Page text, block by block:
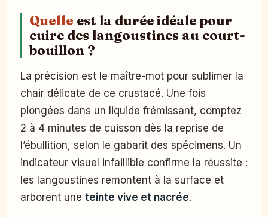
Quelle est la durée idéale pour
cuire des langoustines au court-
bouillon ?
La précision est le maître-mot pour sublimer la
chair délicate de ce crustacé. Une fois
plongées dans un liquide frémissant, comptez
2 à 4 minutes de cuisson dès la reprise de
l’ébullition, selon le gabarit des spécimens. Un
indicateur visuel infaillible confirme la réussite :
les langoustines remontent à la surface et
arborent une teinte vive et nacrée.